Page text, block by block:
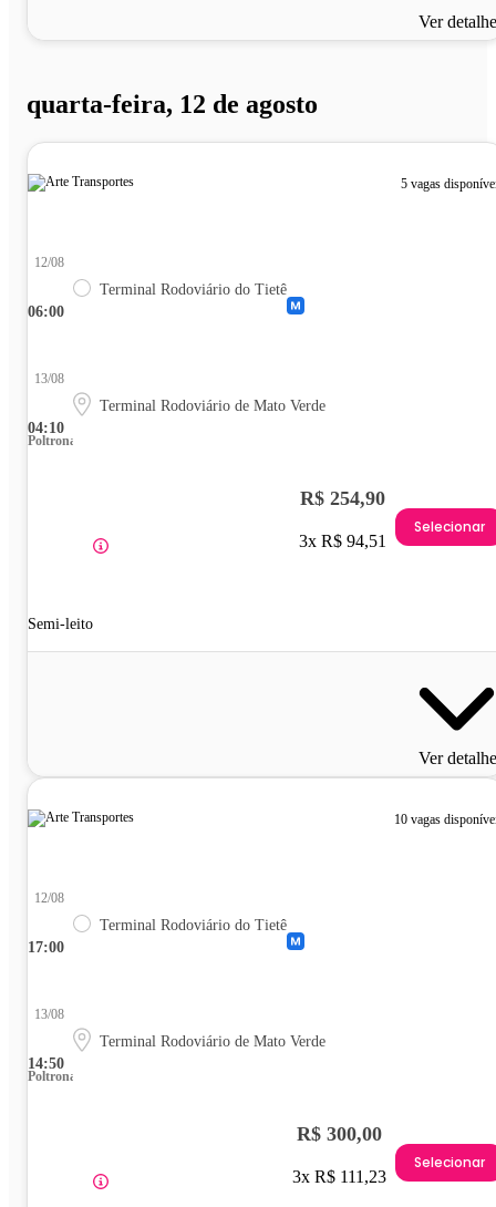
Ver
quarta-feira, 12 de agosto
5 vagas
06:00
12/08
Terminal Rodoviário do Tietê
04:10
13/08
Terminal Rodoviário de Mato Verde
Poltrona
Semi-leito
R$ 254,90
3x R$ 94,51
Selecionar
Ver
10 vagas
17:00
12/08
Terminal Rodoviário do Tietê
14:50
13/08
Terminal Rodoviário de Mato Verde
Poltrona
R$ 300,00
3x R$ 111,23
Selecionar